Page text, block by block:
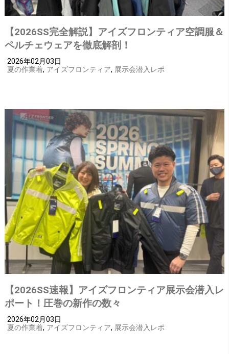
【2026SS完全解説】アイズフロンティア空調服＆
ペルチェウェアを徹底解剖！
2026年02月03日
夏の作業着, アイズフロンティア, 展示会潜入レポ
【2026SS速報】アイズフロンティア展示会潜入レ
ポート！圧巻の新作の数々
2026年02月03日
夏の作業着, アイズフロンティア, 展示会潜入レポ